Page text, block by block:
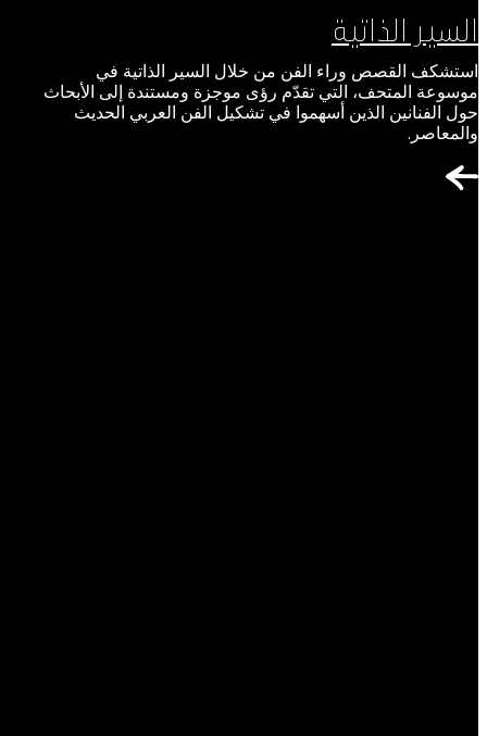
السير الذاتية
استشكف القصص وراء الفن من خلال السير الذاتية في
موسوعة المتحف، التي تقدّم رؤى موجزة ومستندة إلى الأبحاث
حول الفنانين الذين أسهموا في تشكيل الفن العربي الحديث
والمعاصر.